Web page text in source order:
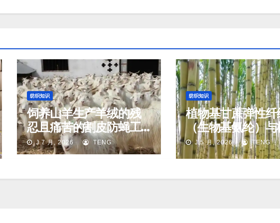
纺织知识
饲养山羊生产羊绒的残
忍且痛苦的割皮防蝇工
艺J 7 月, 2026 TENG
纺织知识
植物基甘蔗弹性纤
（生物基氨纶）与
基碳纤维
J 5 月, 2026 TENG